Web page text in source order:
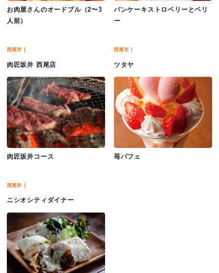
お肉屋さんのオードブル（2〜3
人前）
パンケーキストロベリーとベリ
ー
西尾市
肉匠坂井 西尾店
肉匠坂井コース
西尾市
ツタヤ
苺パフェ
西尾市
ニシオシティダイナー